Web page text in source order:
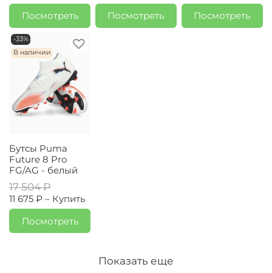
Посмотреть
Посмотреть
Посмотреть
-33%
В наличии
Бутсы Puma
Future 8 Pro
FG/AG - белый
17 504 ₽
11 675 ₽ – Купить
Посмотреть
Показать еще